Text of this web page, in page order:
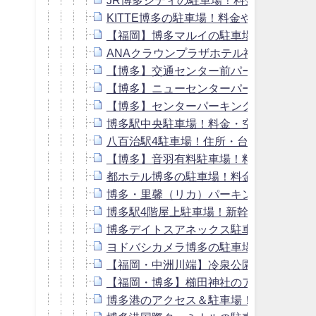
KITTE博多の駐車場！料金や提携割引は
【福岡】博多マルイの駐車場！料金や提
ANAクラウンプラザホテル福岡の駐車場
【博多】交通センター前パーキングの
【博多】ニューセンターパーキングの
【博多】センターパーキングの駐車場！
博多駅中央駐車場！料金・空き状況や提
八百治駅4駐車場！住所・台数・料金や
【博多】音羽有料駐車場！料金や提携割
都ホテル博多の駐車場！料金や提携割引
博多・里馨（リカ）パーキングセンター
博多駅4階屋上駐車場！新幹線割引はあ
博多デイトスアネックス駐車場！博多阪
ヨドバシカメラ博多の駐車場！入り口や
【福岡・中洲川端】冷泉公園の駐車場
【福岡・博多】櫛田神社のアクセス＆
博多港のアクセス＆駐車場！24時間・